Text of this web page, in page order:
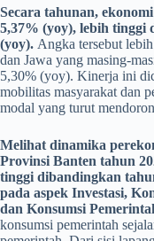
Secara tahunan,
5,37% (yoy), lebih tinggi
(yoy). Angka tersebut
dan Jawa yang masing-
5,30% (yoy). Kinerja ini
mobilitas masyarakat dan
modal yang turut
Melihat dinamika
Provinsi Banten tahun
tinggi dibandingkan
pada aspek Investasi,
dan Konsumsi
konsumsi pemerintah